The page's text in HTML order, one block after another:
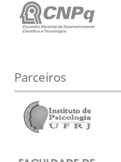
Parceiros